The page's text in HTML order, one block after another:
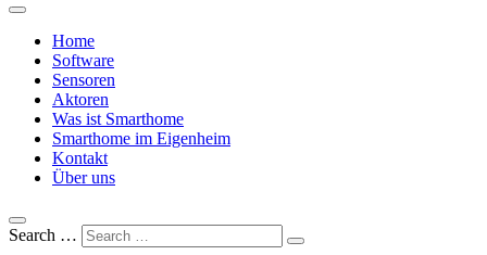
Home
Software
Sensoren
Aktoren
Was ist Smarthome
Smarthome im Eigenheim
Kontakt
Über uns
Search …